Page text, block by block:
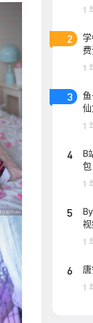
1
2
1
3
1
4
B
1
5
1
6
1